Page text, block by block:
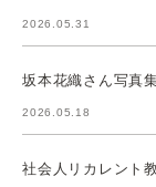
2026.05.31
坂本花織さん写真
2026.05.18
社会人リカレント